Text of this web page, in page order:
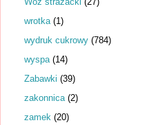
wrotka (1)
wydruk cukrowy (784)
wyspa (14)
Zabawki (39)
zakonnica (2)
zamek (20)